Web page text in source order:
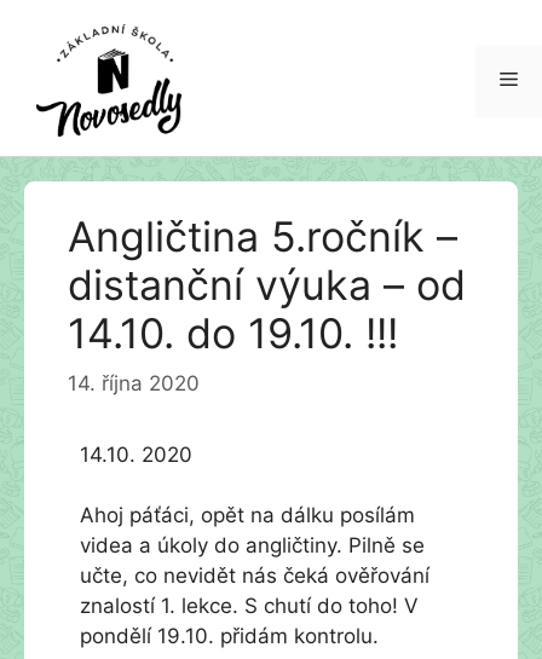
Přeskočit
Angličtina 5.ročník –
distanční výuka – od
14.10. do 19.10. !!!
14. října 2020
14.10. 2020
Ahoj páťáci, opět na dálku posílám
videa a úkoly do angličtiny. Pilně se
učte, co nevidět nás čeká ověřování
znalostí 1. lekce. S chutí do toho! V
pondělí 19.10. přidám kontrolu.